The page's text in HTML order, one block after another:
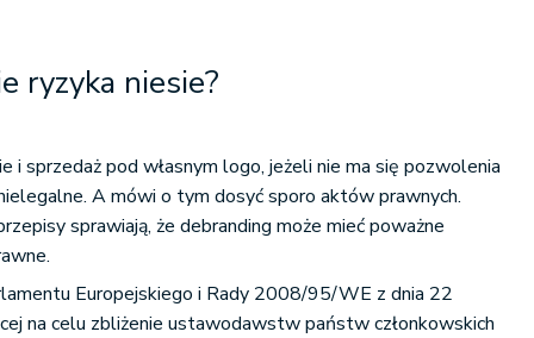
ryzyka niesie?
i sprzedaż pod własnym logo, jeżeli nie ma się pozwolenia
A mówi o tym dosyć sporo aktów prawnych.
sprawiają, że debranding może mieć poważne
Europejskiego i Rady 2008/95/WE z dnia 22
na celu zbliżenie ustawodawstw państw członkowskich